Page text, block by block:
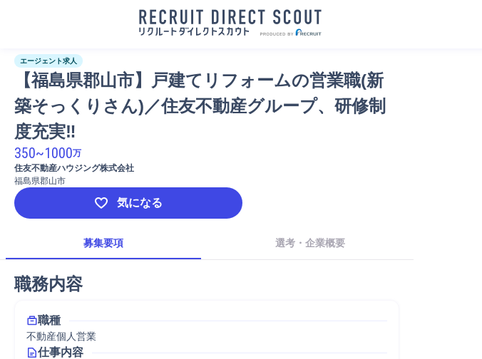
エージェント求人
【福島県郡山市】戸建てリフォームの営業職(新
築そっくりさん)／住友不動産グループ、研修制
度充実‼
350~1000万
住友不動産ハウジング株式会社
福島県郡山市
気になる
募集要項 選考・企業概要
職務内容
職種
不動産個人営業
仕事内容